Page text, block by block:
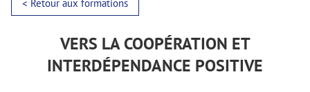
< Retour aux formations
VERS LA COOPÉRATION ET
INTERDÉPENDANCE POSITIVE